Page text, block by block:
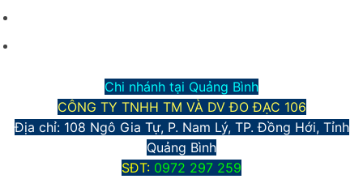
Chi nhánh tại Quảng Bình
CÔNG TY TNHH TM VÀ DV ĐO ĐẠC 106
Địa chỉ: 108 Ngô Gia Tự, P. Nam Lý, TP. Đồng Hới, Tỉnh
Quảng Bình
SĐT: 0972 297 259